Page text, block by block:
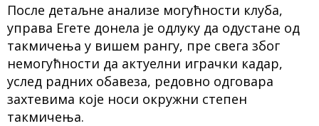
После детаљне анализе могућности клуба,
управа Егете донела је одлуку да одустане од
такмичења у вишем рангу, пре свега због
немогућности да актуелни играчки кадар,
услед радних обавеза, редовно одговара
захтевима које носи окружни степен
такмичења.